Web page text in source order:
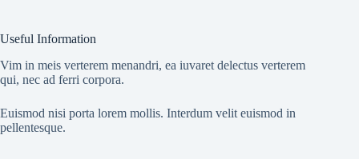
Useful Information
Vim in meis verterem menandri, ea iuvaret delectus verterem
qui, nec ad ferri corpora.
Euismod nisi porta lorem mollis. Interdum velit euismod in
pellentesque.